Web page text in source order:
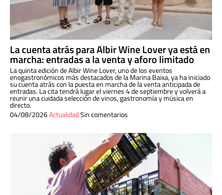
La cuenta atrás para Albir Wine Lover ya está en
marcha: entradas a la venta y aforo limitado
La quinta edición de Albir Wine Lover, uno de los eventos
enogastronómicos más destacados de la Marina Baixa, ya ha iniciado
su cuenta atrás con la puesta en marcha de la venta anticipada de
entradas. La cita tendrá lugar el viernes 4 de septiembre y volverá a
reunir una cuidada selección de vinos, gastronomía y música en
directo.
04/08/2026ActualidadSin comentarios